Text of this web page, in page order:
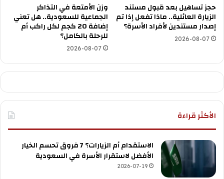
حجز تساهيل بعد قبول مستند
الزيارة العائلية.. ماذا تفعل إذا تم
إصدار مستندين لأفراد الأسرة؟
2026-08-07
وزن الأمتعة في التذاكر
الجماعية للسعودية.. هل تعني
إضافة 20 كجم لكل راكب أم
للرحلة بالكامل؟
2026-08-07
الأكثر قراءة
الاستقدام أم الزيارات؟ 7 فروق تحسم الخيار
الأفضل لاستقرار الأسرة في السعودية
2026-07-19